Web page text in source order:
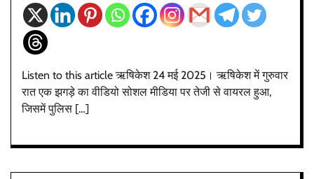
Listen to this article ऋषिकेश 24 मई 2025। ऋषिकेश में गुरुवार
रात एक झगड़े का वीडियो सोशल मीडिया पर तेजी से वायरल हुआ,
जिसमें पुलिस […]